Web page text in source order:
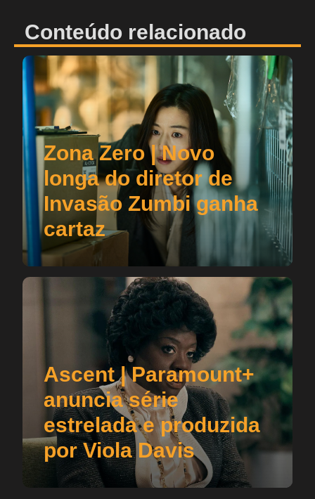
Conteúdo relacionado
Zona Zero | Novo
longa do diretor de
Invasão Zumbi ganha
cartaz
Ascent | Paramount+
anuncia série
estrelada e produzida
por Viola Davis